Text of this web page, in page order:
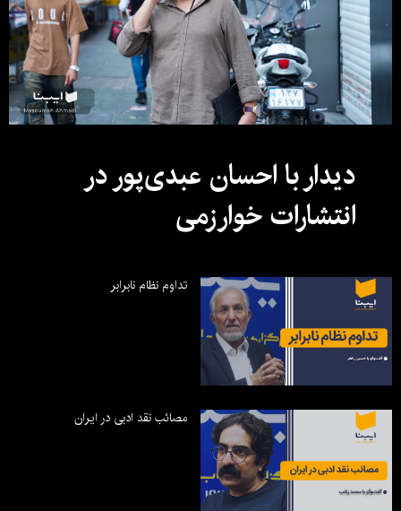
دیدار با احسان عبدی‌پور در
انتشارات خوارزمی
تداوم نظام نابرابر
مصائب نقد ادبی در ایران